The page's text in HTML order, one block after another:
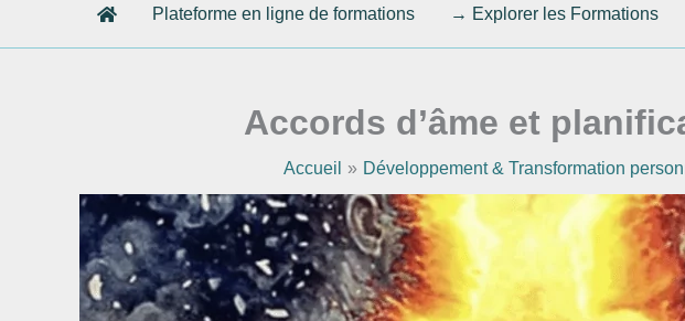
Plateforme en ligne de formations → Explorer les Formations
Accords d’âme et
Accueil Développement & Transformation